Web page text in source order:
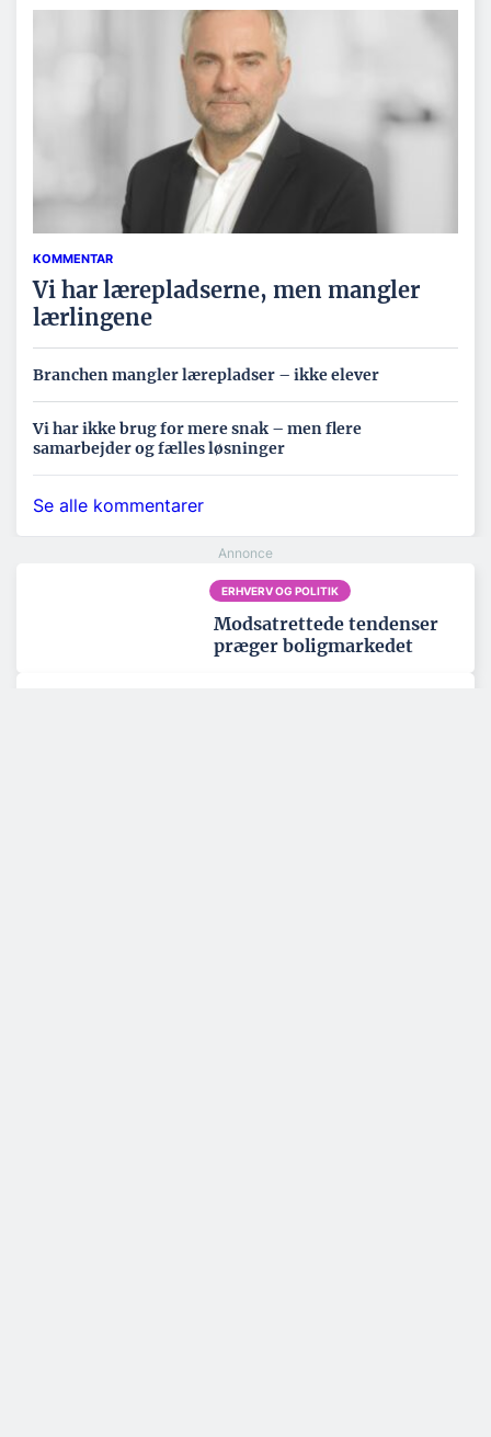
KOMMENTAR
Vi har lærepladserne, men mangler
lærlingene
Branchen mangler lærepladser – ikke elever
Vi har ikke brug for mere snak – men flere
samarbejder og fælles løsninger
Se alle kommentarer
ERHVERV OG POLITIK
Modsatrettede tendenser
præger boligmarkedet